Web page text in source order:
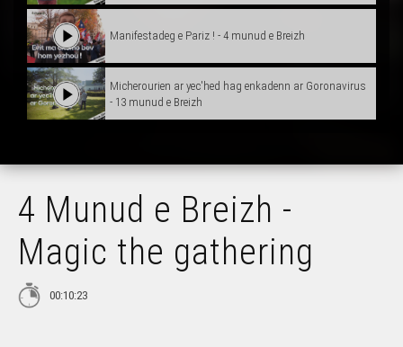
Manifestadeg e Pariz ! - 4 munud e Breizh
Micherourien ar yec'hed hag enkadenn ar Goronavirus
- 13 munud e Breizh
Sifroù an enklask war ar brezhoneg - 4 munud e Breizh
Ar chaseourien, ur ouenn da zifenn ?
4 Munud e Breizh -
Magic the gathering
00:10:23